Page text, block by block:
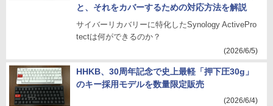
と、それをカバーするための対応方法を解説
サイバーリカバリーに特化したSynology ActivePro
tectは何ができるのか？
(2026/6/5)
HHKB、30周年記念で史上最軽「押下圧30g」
のキー採用モデルを数量限定販売
(2026/6/4)